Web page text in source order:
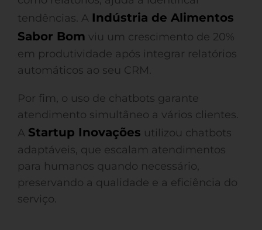
tendências. A Indústria de Alimentos
Sabor Bom viu um crescimento de 20%
em produtividade após integrar relatórios
automáticos ao seu CRM.
Por fim, o uso de chatbots garante
atendimento simultâneo a vários clientes.
A Startup Inovações utilizou chatbots
adaptáveis, que escalam atendimentos
para humanos quando necessário,
preservando a qualidade e a eficiência do
serviço.